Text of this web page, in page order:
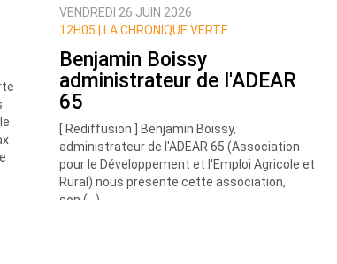
VENDREDI 26 JUIN 2026
12H05 |
LA CHRONIQUE VERTE
Benjamin Boissy
administrateur de l'ADEAR
65
[ Rediffusion ] Benjamin Boissy,
administrateur de l'ADEAR 65 (Association
pour le Développement et l'Emploi Agricole et
Rural) nous présente cette association,
son (…)